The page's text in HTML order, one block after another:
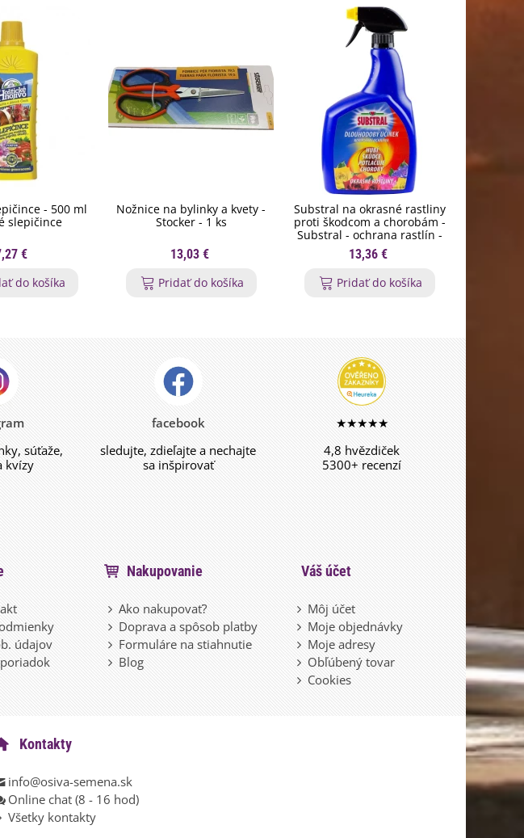
- 500 ml
slepičince
€
do košíka
Nožnice na bylinky a kvety -
Stocker - 1 ks
13,03 €
Pridať do košíka
Substral na okrasné rastliny
proti škodcom a chorobám -
Substral - ochrana rastlín -
800 ml
13,36 €
Pridať do košíka
súťaže,
kvízy
facebook
sledujte, zdieľajte a nechajte
sa inšpirovať
★★★★★
4,8 hvězdiček
5300+ recenzí
údajov
Nakupovanie
Ako nakupovať?
Doprava a spôsob platby
Formuláre na stiahnutie
Blog
Váš účet
Môj účet
Moje objednávky
Moje adresy
Obľúbený tovar
Cookies
Kontakty
info@osiva-semena.sk
Online chat (8 - 16 hod)
Všetky kontakty